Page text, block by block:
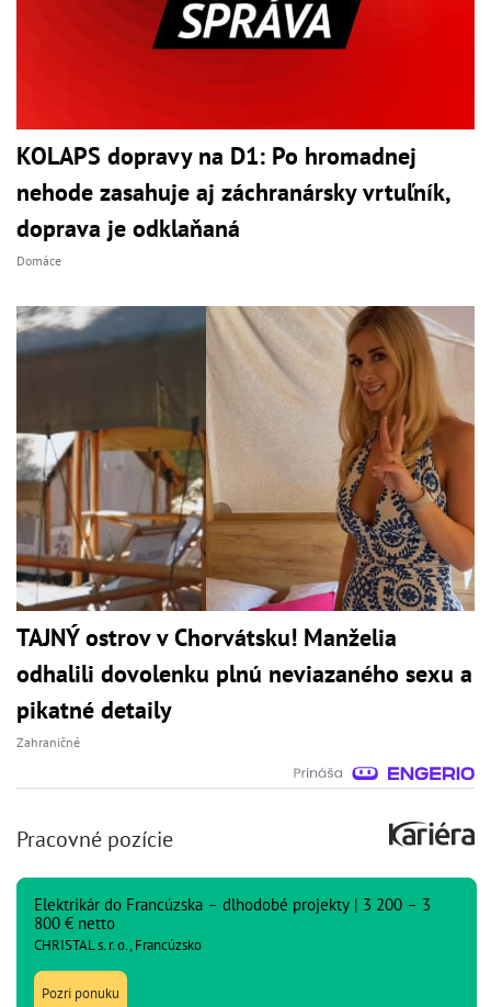
KOLAPS dopravy na D1: Po hromadnej
nehode zasahuje aj záchranársky vrtuľník,
doprava je odklaňaná
Domáce
TAJNÝ ostrov v Chorvátsku! Manželia
odhalili dovolenku plnú neviazaného sexu a
pikatné detaily
Zahraničné
Pracovné pozície
Elektrikár do Francúzska – dlhodobé projekty | 3 200 – 3
800 € netto
CHRISTAL s. r. o., Francúzsko
Pozri ponuku